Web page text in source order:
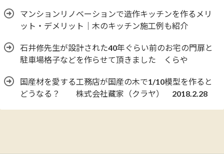
マンションリノベーションで造作キッチンを作るメリ
ット・デメリット｜木のキッチン施工例も紹介
石井修先生が設計された40年ぐらい前のお宅の門扉と
駐車場格子などを作らせて頂きました くらや
国産材を愛する工務店が国産の木で1/10模型を作ると
どうなる？ 株式会社藏家（クラヤ） 2018.2.28